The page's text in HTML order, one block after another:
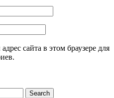
сайта в этом браузере для
Search